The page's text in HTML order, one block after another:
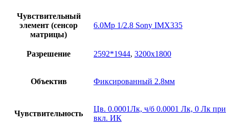
Чувствительный
элемент (сенсор
матрицы)
6.0Mp 1/2.8 Sony IMX335
Разрешение 2592*1944, 3200х1800
Объектив Фиксированный 2.8мм
Чувствительность
Цв. 0.0001Лк, ч/б 0.0001 Лк, 0 Лк при
вкл. ИК